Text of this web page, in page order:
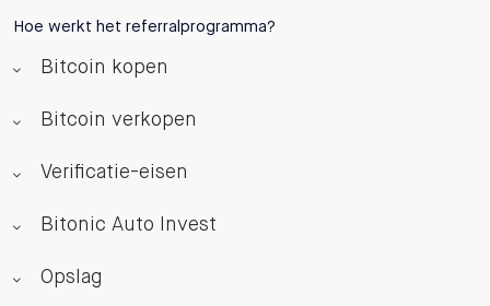
Hoe werkt het referralprogramma?
Bitcoin kopen
Bitcoin verkopen
Verificatie-eisen
Bitonic Auto Invest
Opslag